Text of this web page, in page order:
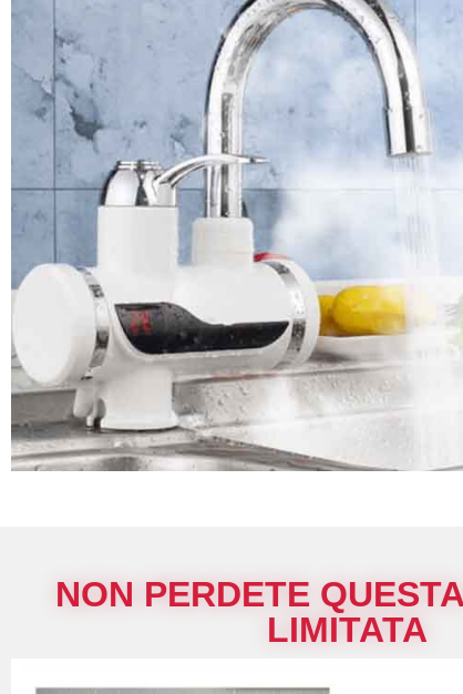
NON PERDETE
LIMITATA